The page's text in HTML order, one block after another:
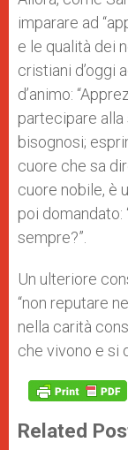
imparare ad
e le qualità dei
cristiani d’oggi
d’animo:
partecipare
bisognosi;
cuore che sa
cuore nobile, è
poi domandato:
sempre?”.
Un ulteriore
“non reputare
nella carità
che vivono e si
Related